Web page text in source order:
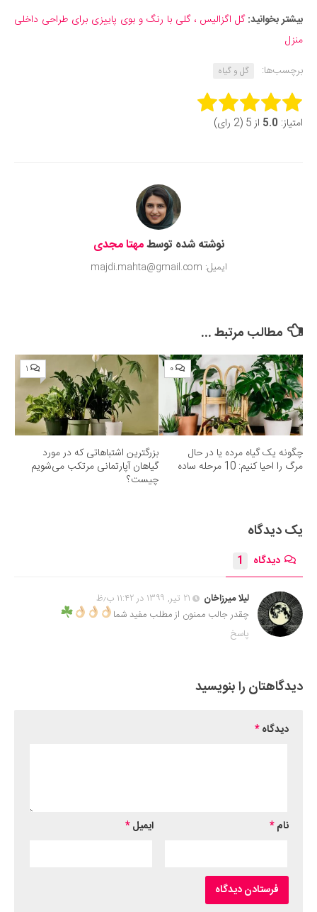
بیشتر بخوانید:گل اگزالیس ، گلی با رنگ و بوی پاییزی برای طراحی داخلی
منزل
برچسب‌ها:
گل و گیاه
Rate this item:
امتیاز: 5.0 از 5 (2 رای)
نوشته شده توسطمهتا مجدی
ایمیل: majdi.mahta@gmail.com
مطالب مرتبط ...
۰
چگونه یک گیاه مرده یا در حال
مرگ را احیا کنیم: 10 مرحله ساده
۱
بزرگترین اشتباهاتی که در مورد
گیاهان آپارتمانی مرتکب می‌شویم
چیست؟
یک دیدگاه
دیدگاه 1
لیلا میرزاخان
۲۱ تیر, ۱۳۹۹ در ۱۱:۴۲ ب٫ظ
چقدر جالب ممنون از مطلب مفید شما
پاسخ
دیدگاهتان را بنویسید
دیدگاه*
نام* ایمیل*